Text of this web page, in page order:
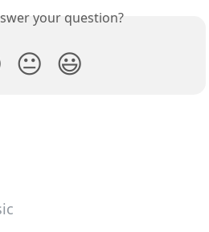
your question?
😐 😃